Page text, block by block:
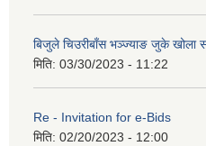
बिजुले चिउरीबाँस भञ्ज्याङ जुके
मिति: 03/30/2023 - 11:22
Re - Invitation for e-Bids
मिति: 02/20/2023 - 12:00